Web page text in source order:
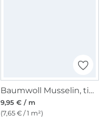
Baumwoll Musselin, tintenblau
9,95 € / m
(7,65 € / 1 m²)